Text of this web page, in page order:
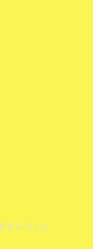
せんでした